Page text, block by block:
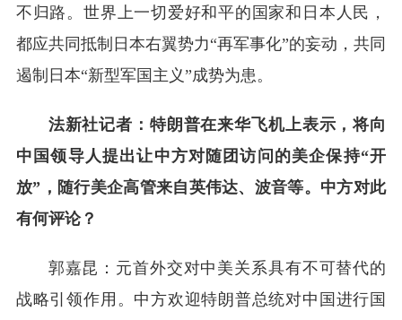
不归路。世界上一切爱好和平的国家和日本人民，
都应共同抵制日本右翼势力“再军事化”的妄动，共同
遏制日本“新型军国主义”成势为患。
法新社记者：特朗普在来华飞机上表示，将向
中国领导人提出让中方对随团访问的美企保持“开
放”，随行美企高管来自英伟达、波音等。中方对此
有何评论？
郭嘉昆：元首外交对中美关系具有不可替代的
战略引领作用。中方欢迎特朗普总统对中国进行国